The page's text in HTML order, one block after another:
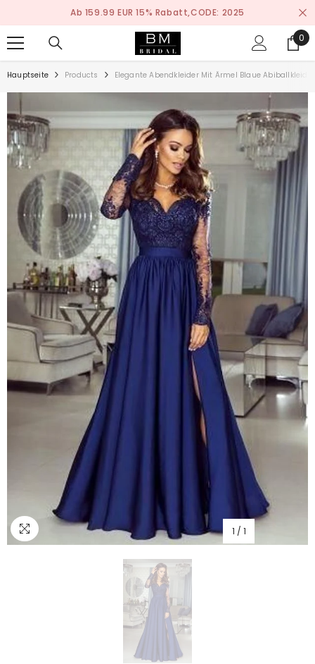
ZUM INHALT SPRINGEN
Rabatt,CODE: 2025 Nach Maß
0
0
Hauptseite Products Elegante Abendkleider Mit Ärmel Blaue
1 / 1